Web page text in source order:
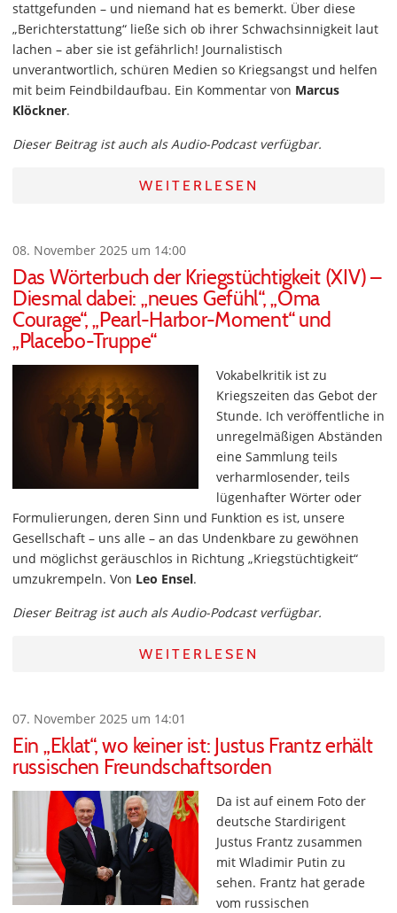
stattgefunden – und niemand hat es bemerkt. Über diese
„Berichterstattung“ ließe sich ob ihrer Schwachsinnigkeit laut
lachen – aber sie ist gefährlich! Journalistisch
unverantwortlich, schüren Medien so Kriegsangst und helfen
mit beim Feindbildaufbau. Ein Kommentar von Marcus
Klöckner.
Dieser Beitrag ist auch als Audio-Podcast verfügbar.
WEITERLESEN
08. November 2025 um 14:00
Das Wörterbuch der Kriegstüchtigkeit (XIV) –
Diesmal dabei: „neues Gefühl“, „Oma
Courage“, „Pearl-Harbor-Moment“ und
„Placebo-Truppe“
Vokabelkritik ist zu
Kriegszeiten das Gebot der
Stunde. Ich veröffentliche in
unregelmäßigen Abständen
eine Sammlung teils
verharmlosender, teils
lügenhafter Wörter oder
Formulierungen, deren Sinn und Funktion es ist, unsere
Gesellschaft – uns alle – an das Undenkbare zu gewöhnen
und möglichst geräuschlos in Richtung „Kriegstüchtigkeit“
umzukrempeln. Von Leo Ensel.
Dieser Beitrag ist auch als Audio-Podcast verfügbar.
WEITERLESEN
07. November 2025 um 14:01
Ein „Eklat“, wo keiner ist: Justus Frantz erhält
russischen Freundschaftsorden
Da ist auf einem Foto der
deutsche Stardirigent
Justus Frantz zusammen
mit Wladimir Putin zu
sehen. Frantz hat gerade
vom russischen